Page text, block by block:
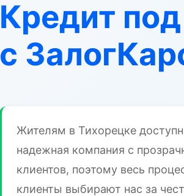
Кредит
с
Жителям в Тихорецке
надежная компания с
клиентов, поэтому весь
клиенты выбирают нас за